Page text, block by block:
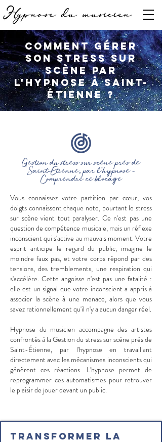
Comment gérer
son stress sur
scène par
l'hypnose à Saint-
Étienne ?
Gestion du stress sur scène près de
Saint-Étienne, par l'hypnose -
Comprendre ce blocage
Vous connaissez votre partition par cœur, vos
doigts connaissent chaque note, pourtant le stress
sur scène vient tout paralyser. Ce n'est pas une
question de compétence musicale, mais un réflexe
inconscient qui s'active au mauvais moment. Votre
esprit anticipe le regard du public, imagine le
moindre faux pas, et votre corps répond par des
tensions, des tremblements, une respiration qui
s'accélère. Cette angoisse n'est pas une fatalité :
elle est un signal que votre inconscient a appris à
associer la scène à une menace, alors que vous
savez rationnellement qu'il n'y a aucun danger réel.
Hypnose du musicien accompagne des artistes
confrontés à la Gestion du stress sur scène près de
Saint-Étienne, par l'hypnose en travaillant
directement avec les mécanismes inconscients qui
génèrent ces réactions. L'hypnose permet de
reprogrammer ces automatismes pour retrouver
le plaisir de jouer devant un public.
Transformer la